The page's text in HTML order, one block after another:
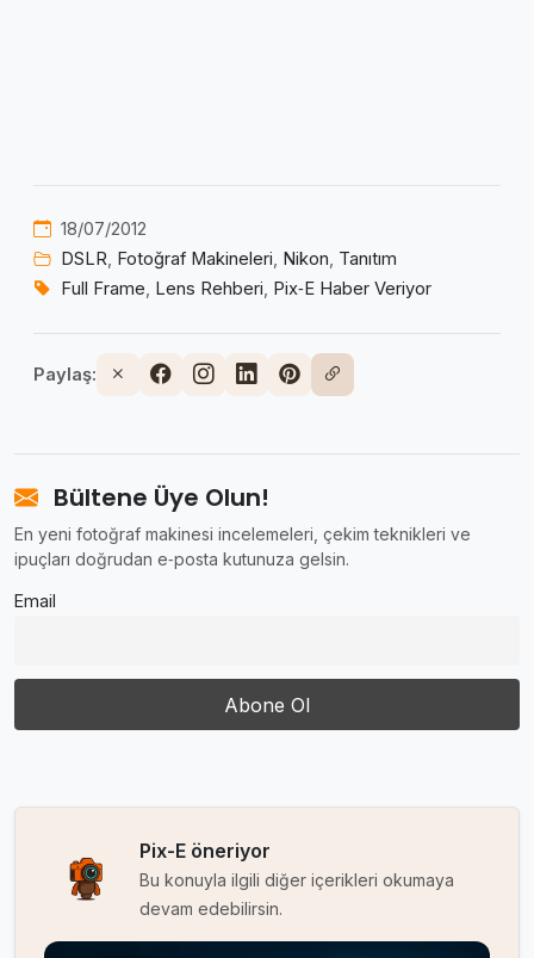
18/07/2012
DSLR, Fotoğraf Makineleri, Nikon, Tanıtım
Full Frame, Lens Rehberi, Pix‑E Haber Veriyor
Paylaş:
Bültene Üye Olun!
En yeni fotoğraf makinesi incelemeleri, çekim teknikleri ve
ipuçları doğrudan e‑posta kutunuza gelsin.
Email
Pix-E öneriyor
Bu konuyla ilgili diğer içerikleri okumaya
devam edebilirsin.